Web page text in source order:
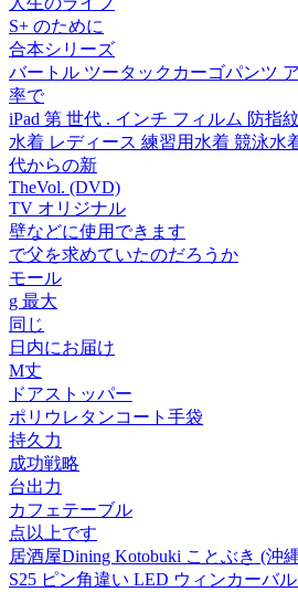
S+ のために
合本シリーズ
バートル ツータックカーゴパンツ
率で
iPad 第 世代 . インチ フィルム 防指
水着 レディース 練習用水着 競泳水
代からの新
TheVol. (DVD)
TV オリジナル
壁などに使用できます
で父を求めていたのだろうか
モール
g 最大
同じ
日内にお届け
M丈
ドアストッパー
ポリウレタンコート手袋
持久力
成功戦略
台出力
カフェテーブル
点以上です
居酒屋Dining Kotobuki ことぶき (沖
S25 ピン角違い LED ウィンカーバ